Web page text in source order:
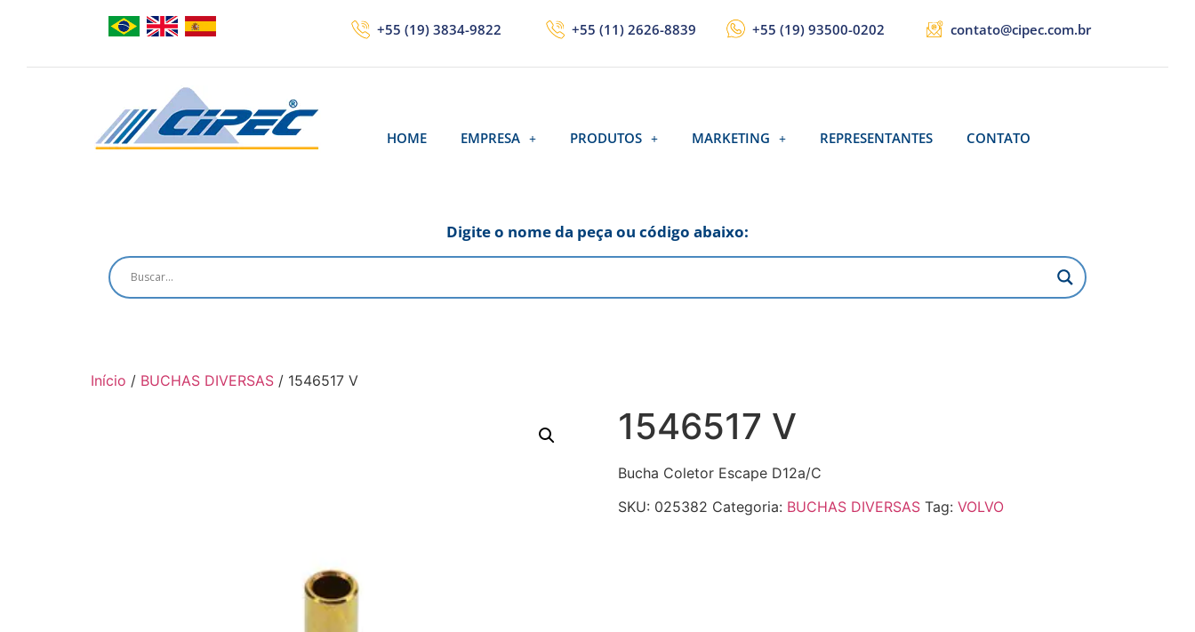
+55 (19) 3834-9822 +55 (11) 2626-8839 +55 (19) 93500-0202 contato@cipec.com.br
HOME EMPRESA PRODUTOS MARKETING REPRESENTANTES CONTATO
Digite o nome da peça ou código abaixo:
Início / BUCHAS DIVERSAS / 1546517 V
1546517 V
Bucha Coletor Escape D12a/C
SKU: 025382 Categoria: BUCHAS DIVERSAS Tag: VOLVO